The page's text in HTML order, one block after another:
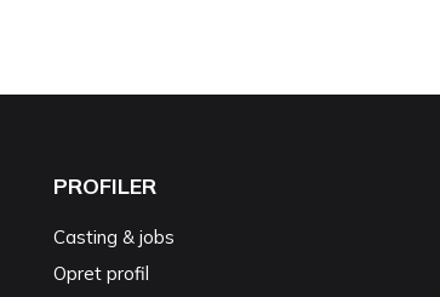
PROFILER
Casting & jobs
Opret profil